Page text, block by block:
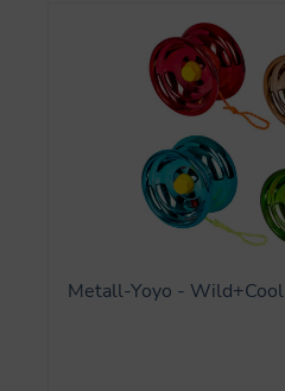
Metall-Yoyo - Wild+Cool